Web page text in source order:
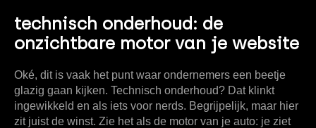
technisch onderhoud: de
onzichtbare motor van je website
Oké, dit is vaak het punt waar ondernemers een beetje
glazig gaan kijken. Technisch onderhoud? Dat klinkt
ingewikkeld en als iets voor nerds. Begrijpelijk, maar hier
zit juist de winst. Zie het als de motor van je auto: je ziet